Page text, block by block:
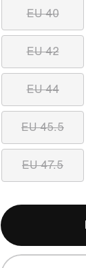
EU 40
EU 42
EU 44
EU 45.5
EU 47.5